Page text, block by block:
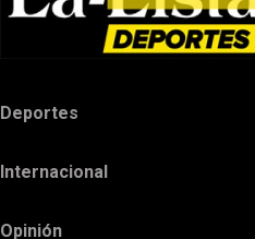
Deportes
Internacional
Opinión